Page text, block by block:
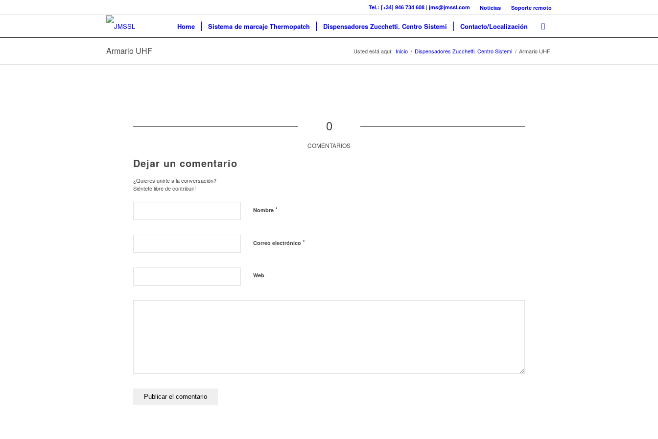
Noticias Soporte remoto
Tel.: [+34] 946 734 608 | jms@jmssl.com
Home Sistema de marcaje Thermopatch Dispensadores Zucchetti. Centro Sistemi Contacto/Localización
Armario UHF Usted está aquí: Inicio / Dispensadores Zucchetti. Centro Sistemi / Armario UHF
0
COMENTARIOS
Dejar un comentario
¿Quieres unirte a la conversación?
Siéntete libre de contribuir!
Nombre *
Correo electrónico *
Web